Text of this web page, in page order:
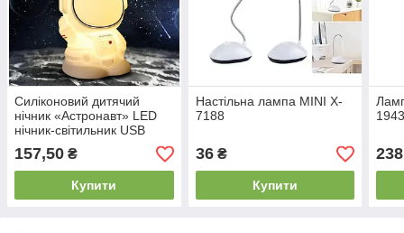
Силіконовий дитячий
нічник «Астронавт» LED
нічник-світильник USB
157,50 ₴
Купити
Настільна лампа MINI X-
7188
36₴
Купити